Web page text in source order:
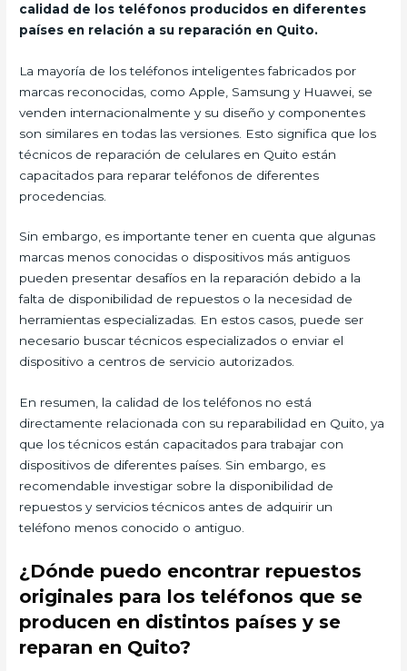
calidad de los teléfonos producidos en diferentes
países en relación a su reparación en Quito.
La mayoría de los teléfonos inteligentes fabricados por
marcas reconocidas, como Apple, Samsung y Huawei, se
venden internacionalmente y su diseño y componentes
son similares en todas las versiones. Esto significa que los
técnicos de reparación de celulares en Quito están
capacitados para reparar teléfonos de diferentes
procedencias.
Sin embargo, es importante tener en cuenta que algunas
marcas menos conocidas o dispositivos más antiguos
pueden presentar desafíos en la reparación debido a la
falta de disponibilidad de repuestos o la necesidad de
herramientas especializadas. En estos casos, puede ser
necesario buscar técnicos especializados o enviar el
dispositivo a centros de servicio autorizados.
En resumen, la calidad de los teléfonos no está
directamente relacionada con su reparabilidad en Quito, ya
que los técnicos están capacitados para trabajar con
dispositivos de diferentes países. Sin embargo, es
recomendable investigar sobre la disponibilidad de
repuestos y servicios técnicos antes de adquirir un
teléfono menos conocido o antiguo.
¿Dónde puedo encontrar repuestos
originales para los teléfonos que se
producen en distintos países y se
reparan en Quito?